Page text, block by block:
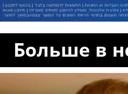
Больше в